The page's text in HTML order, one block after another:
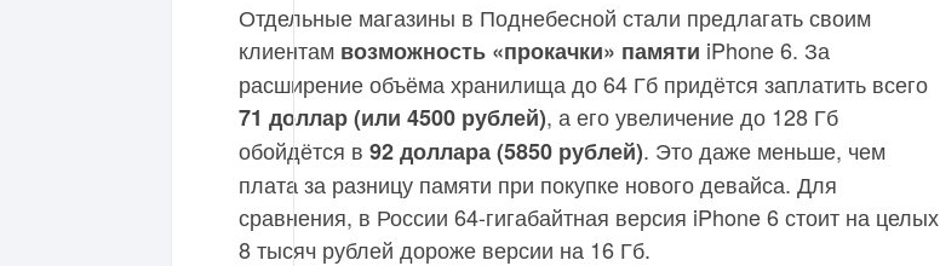
Отдельные магазины в Поднебесной стали предлагать своим
клиентам возможность «прокачки» памяти iPhone 6. За
расширение объёма хранилища до 64 Гб придётся заплатить всего
71 доллар (или 4500 рублей), а его увеличение до 128 Гб
обойдётся в 92 доллара (5850 рублей). Это даже меньше, чем
плата за разницу памяти при покупке нового девайса. Для
сравнения, в России 64-гигабайтная версия iPhone 6 стоит на целых
8 тысяч рублей дороже версии на 16 Гб.